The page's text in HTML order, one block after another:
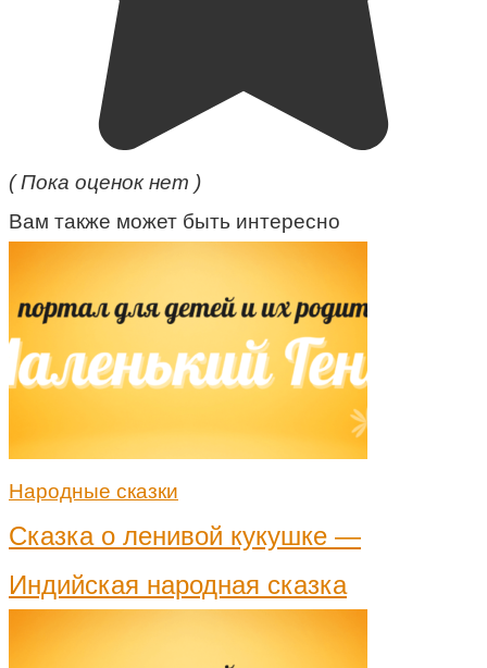
( Пока оценок нет )
Вам также может быть интересно
Народные сказки
Сказка о ленивой кукушке —
Индийская народная сказка